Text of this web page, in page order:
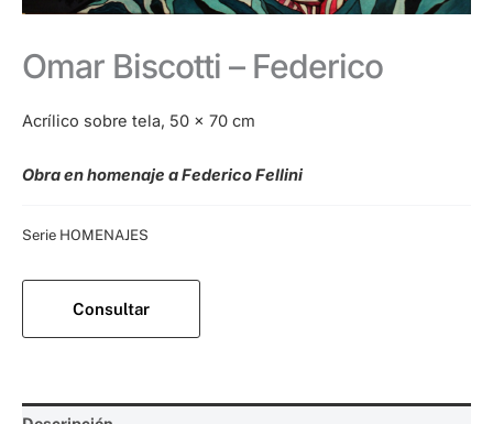
Omar Biscotti – Federico
Acrílico sobre tela, 50 x 70 cm
Obra en homenaje a Federico Fellini
Serie HOMENAJES
Consultar